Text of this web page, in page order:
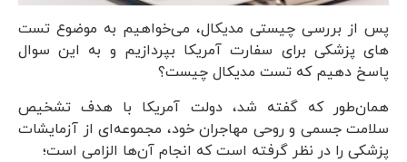
پس از بررسی چیستی مدیکال، می‌خواهیم به موضوع تست
های پزشکی برای سفارت آمریکا بپردازیم و به این سوال
پاسخ دهیم که تست مدیکال چیست؟
همان‌طور که گفته شد، دولت آمریکا با هدف تشخیص
سلامت جسمی و روحی مهاجران خود، مجموعه‌ای از آزمایشات
پزشکی را در نظر گرفته است که انجام آن‌ها الزامی است؛